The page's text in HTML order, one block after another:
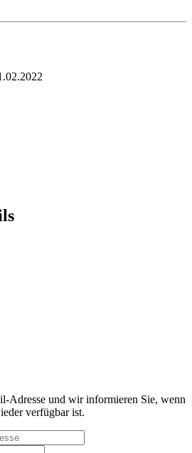
Adresse und wir informieren Sie, wenn
verfügbar ist.